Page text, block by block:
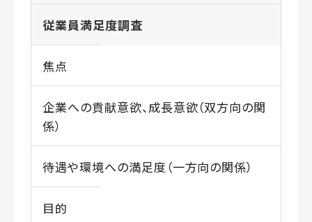
従業員満足度調査
焦点
企業への貢献意欲、成長意欲（双方向の関
係）
待遇や環境への満足度（一方向の関係）
目的